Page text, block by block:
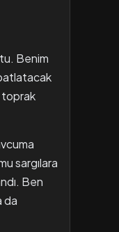
Benim
toprak
sargılara
Ben
da